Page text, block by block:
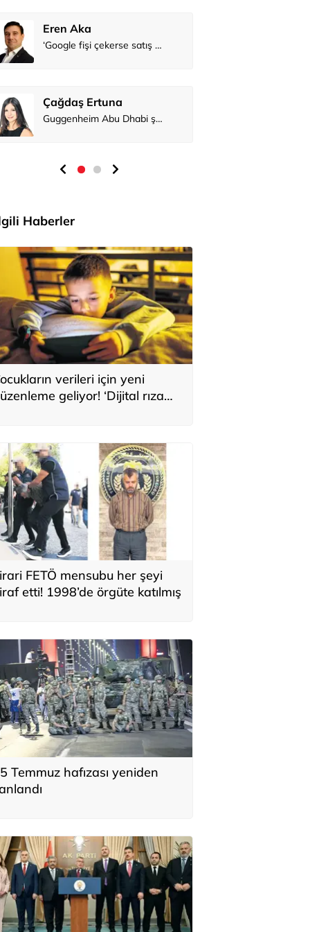
Haberler
verileri için yeni
geliyor! ‘Dijital rıza
FETÖ mensubu her şeyi
etti! 1998’de örgüte katılmış
Temmuz hafızası yeniden